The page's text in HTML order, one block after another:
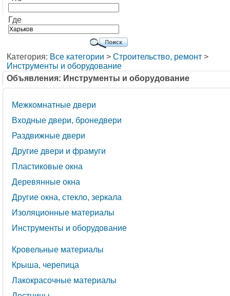
Где
Категория: Все категории > Строительство, ремонт >
Инструменты и оборудование
Объявления: Инструменты и оборудование
Межкомнатные двери
Входные двери, бронедвери
Раздвижные двери
Другие двери и фрамуги
Пластиковые окна
Деревянные окна
Другие окна, стекло, зеркала
Изоляционные материалы
Инструменты и оборудование
Кровельные материалы
Крыша, черепица
Лакокрасочные материалы